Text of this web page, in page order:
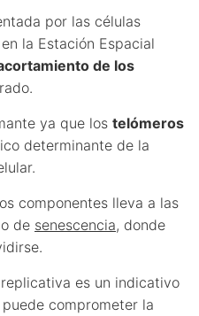
por las células
la Estación Espacial
de los
ya que los telómeros
determinante de la
componentes lleva a las
de senescencia, donde
es un indicativo
comprometer la